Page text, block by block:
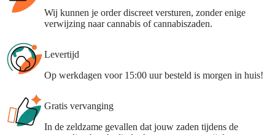
Wij kunnen je order discreet versturen, zonder enige
verwijzing naar cannabis of cannabiszaden.
Levertijd
Op werkdagen voor 15:00 uur besteld is morgen in huis!
Gratis vervanging
In de zeldzame gevallen dat jouw zaden tijdens de